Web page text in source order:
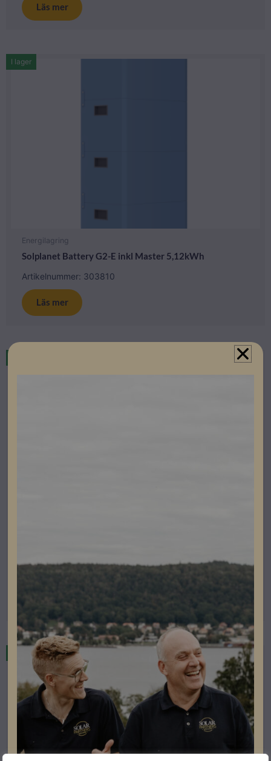
Läs mer
Energilagring
Solplanet Battery G2-E inkl Master 5,12kWh
Artikelnummer: 303810
I lager
Läs mer
Artikelnummer: 303814
Restnoterad